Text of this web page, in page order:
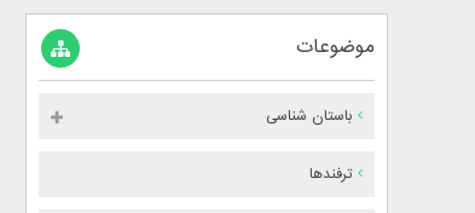
موضوعات
باستان شناسی
ترفندها